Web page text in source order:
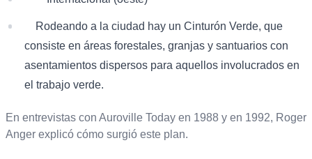
Rodeando a la ciudad hay un Cinturón Verde, que
consiste en áreas forestales, granjas y santuarios con
asentamientos dispersos para aquellos involucrados en
el trabajo verde.
En entrevistas con Auroville Today en 1988 y en 1992, Roger
Anger explicó cómo surgió este plan.